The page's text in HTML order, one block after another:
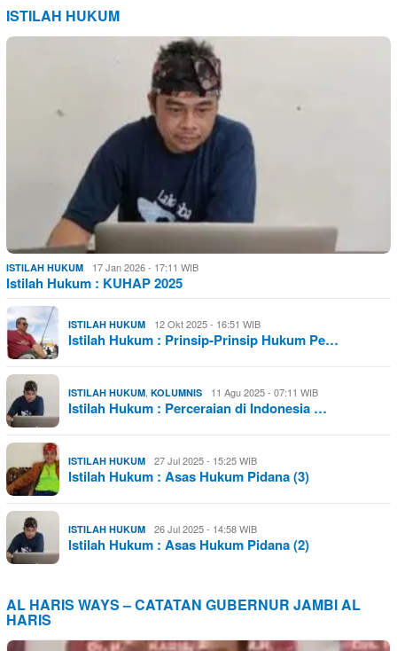
ISTILAH HUKUM
ISTILAH HUKUM 17 Jan 2026 - 17:11 WIB
Istilah Hukum : KUHAP 2025
ISTILAH HUKUM 12 Okt 2025 - 16:51 WIB
Istilah Hukum : Prinsip-Prinsip Hukum Pe…
ISTILAH HUKUM, KOLUMNIS 11 Agu 2025 - 07:11 WIB
Istilah Hukum : Perceraian di Indonesia …
ISTILAH HUKUM 27 Jul 2025 - 15:25 WIB
Istilah Hukum : Asas Hukum Pidana (3)
ISTILAH HUKUM 26 Jul 2025 - 14:58 WIB
Istilah Hukum : Asas Hukum Pidana (2)
AL HARIS WAYS – CATATAN GUBERNUR JAMBI AL
HARIS